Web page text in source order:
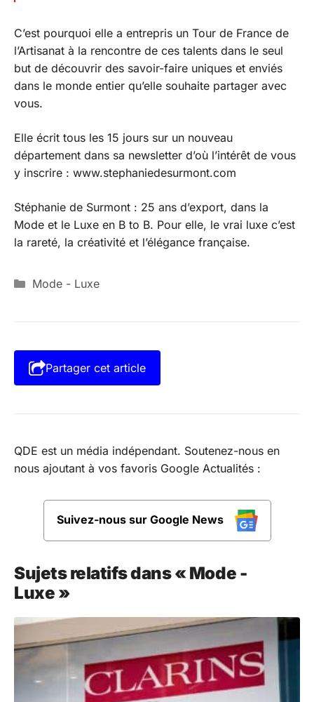
C’est pourquoi elle a entrepris un Tour de France de
l’Artisanat à la rencontre de ces talents dans le seul
but de découvrir des savoir-faire uniques et enviés
dans le monde entier qu’elle souhaite partager avec
vous.
Elle écrit tous les 15 jours sur un nouveau
département dans sa newsletter d’où l’intérêt de vous
y inscrire : www.stephaniedesurmont.com
Stéphanie de Surmont : 25 ans d’export, dans la
Mode et le Luxe en B to B. Pour elle, le vrai luxe c’est
la rareté, la créativité et l’élégance française.
Catégories
Mode - Luxe
Partager cet article
QDE est un média indépendant. Soutenez-nous en
nous ajoutant à vos favoris Google Actualités :
Suivez-nous sur Google News
Sujets relatifs dans « Mode -
Luxe »